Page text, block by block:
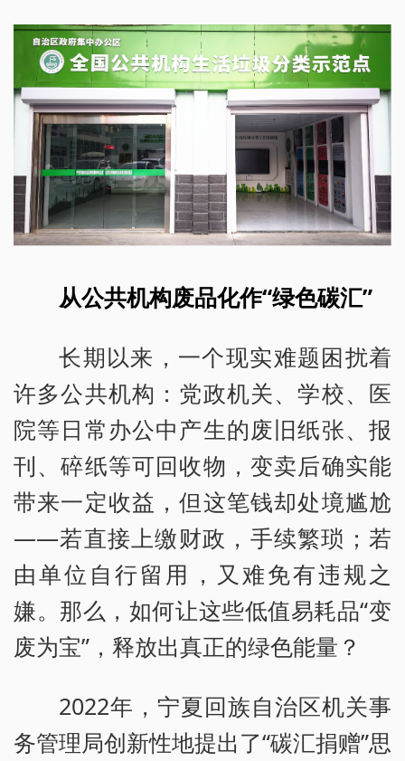
从公共机构废品化作“绿色碳汇”
长期以来，一个现实难题困扰着
许多公共机构：党政机关、学校、医
院等日常办公中产生的废旧纸张、报
刊、碎纸等可回收物，变卖后确实能
带来一定收益，但这笔钱却处境尴尬
——若直接上缴财政，手续繁琐；若
由单位自行留用，又难免有违规之
嫌。那么，如何让这些低值易耗品“变
废为宝”，释放出真正的绿色能量？
2022年，宁夏回族自治区机关事
务管理局创新性地提出了“碳汇捐赠”思